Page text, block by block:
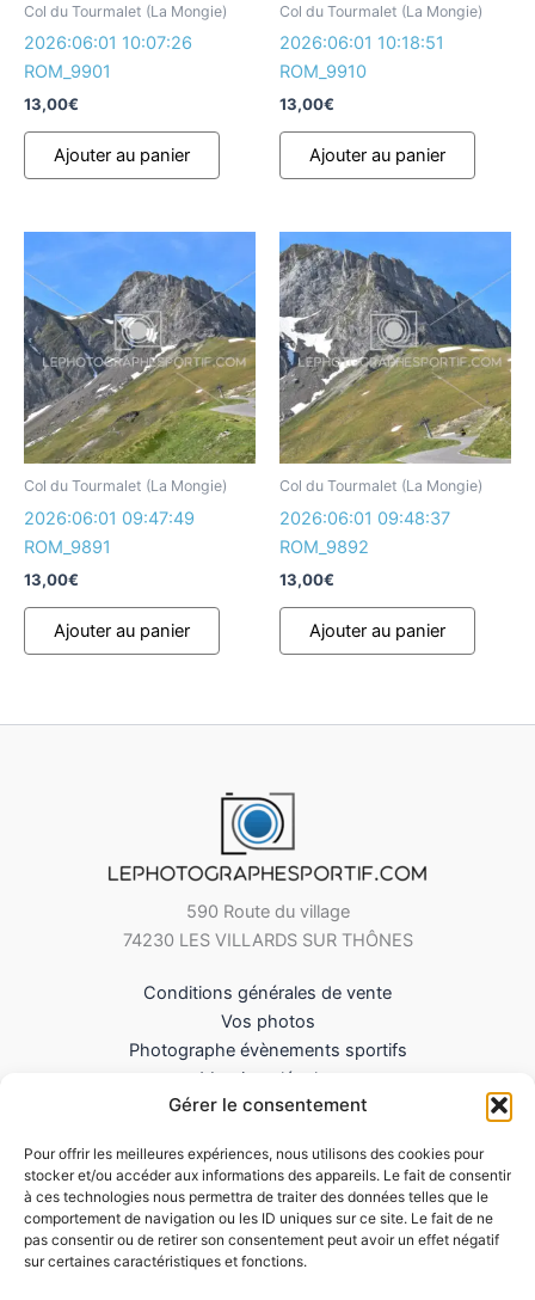
Gérer le consentement
Pour offrir les meilleures expériences, nous utilisons des cookies pour
stocker et/ou accéder aux informations des appareils. Le fait de consentir
à ces technologies nous permettra de traiter des données telles que le
comportement de navigation ou les ID uniques sur ce site. Le fait de ne
pas consentir ou de retirer son consentement peut avoir un effet négatif
sur certaines caractéristiques et fonctions.
Col du Tourmalet (La Mongie)
2026:06:01 10:07:26
ROM_9901
13,00€
Ajouter au panier
Col du Tourmalet (La Mongie)
2026:06:01 10:18:51
ROM_9910
13,00€
Ajouter au panier
Col du Tourmalet (La Mongie)
2026:06:01 09:47:49
ROM_9891
13,00€
Ajouter au panier
Col du Tourmalet (La Mongie)
2026:06:01 09:48:37
ROM_9892
13,00€
Ajouter au panier
590 Route du village
74230 LES VILLARDS SUR THÔNES
Conditions générales de vente
Vos photos
Photographe évènements sportifs
Mentions légales
Mes Téléchargements
Politique de cookies (UE)